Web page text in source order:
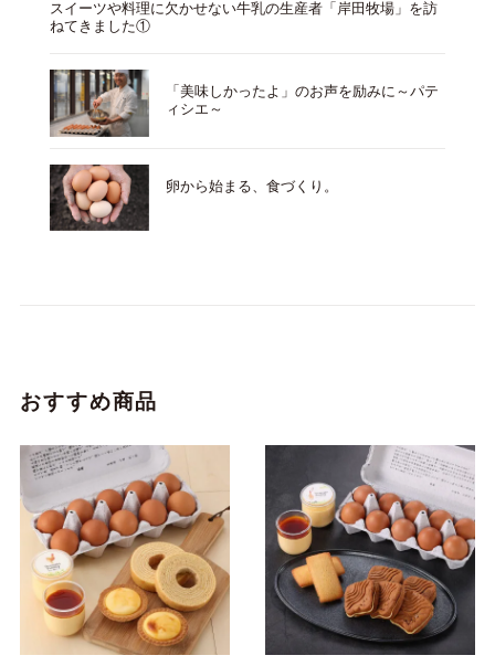
スイーツや料理に欠かせない牛乳の生産者「岸田牧場」を訪
ねてきました①
「美味しかったよ」のお声を励みに～パテ
ィシエ～
卵から始まる、食づくり。
おすすめ商品